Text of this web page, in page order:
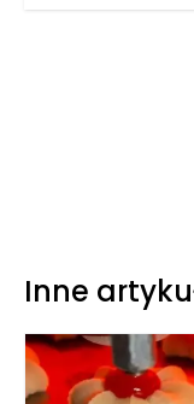
Inne